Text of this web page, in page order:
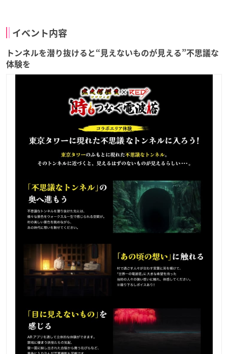
イベント内容
トンネルを潜り抜けると“見えないものが見える”不思議な
体験を